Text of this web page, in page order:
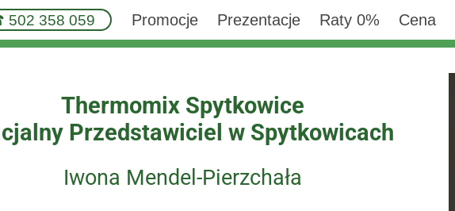
358 059 Promocje Prezentacje Raty 0% Cena
Thermomix Spytkowice
Przedstawiciel w Spytkowicach
Iwona Mendel-Pierzchała